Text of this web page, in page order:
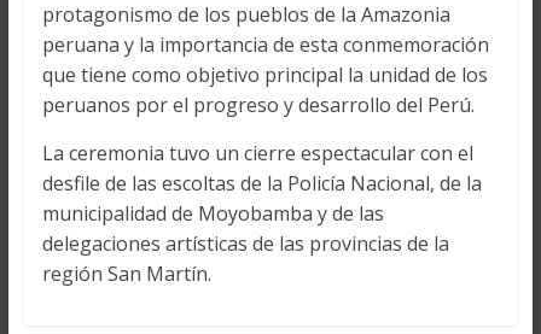
protagonismo de los pueblos de la Amazonia
peruana y la importancia de esta conmemoración
que tiene como objetivo principal la unidad de los
peruanos por el progreso y desarrollo del Perú.
La ceremonia tuvo un cierre espectacular con el
desfile de las escoltas de la Policía Nacional, de la
municipalidad de Moyobamba y de las
delegaciones artísticas de las provincias de la
región San Martín.